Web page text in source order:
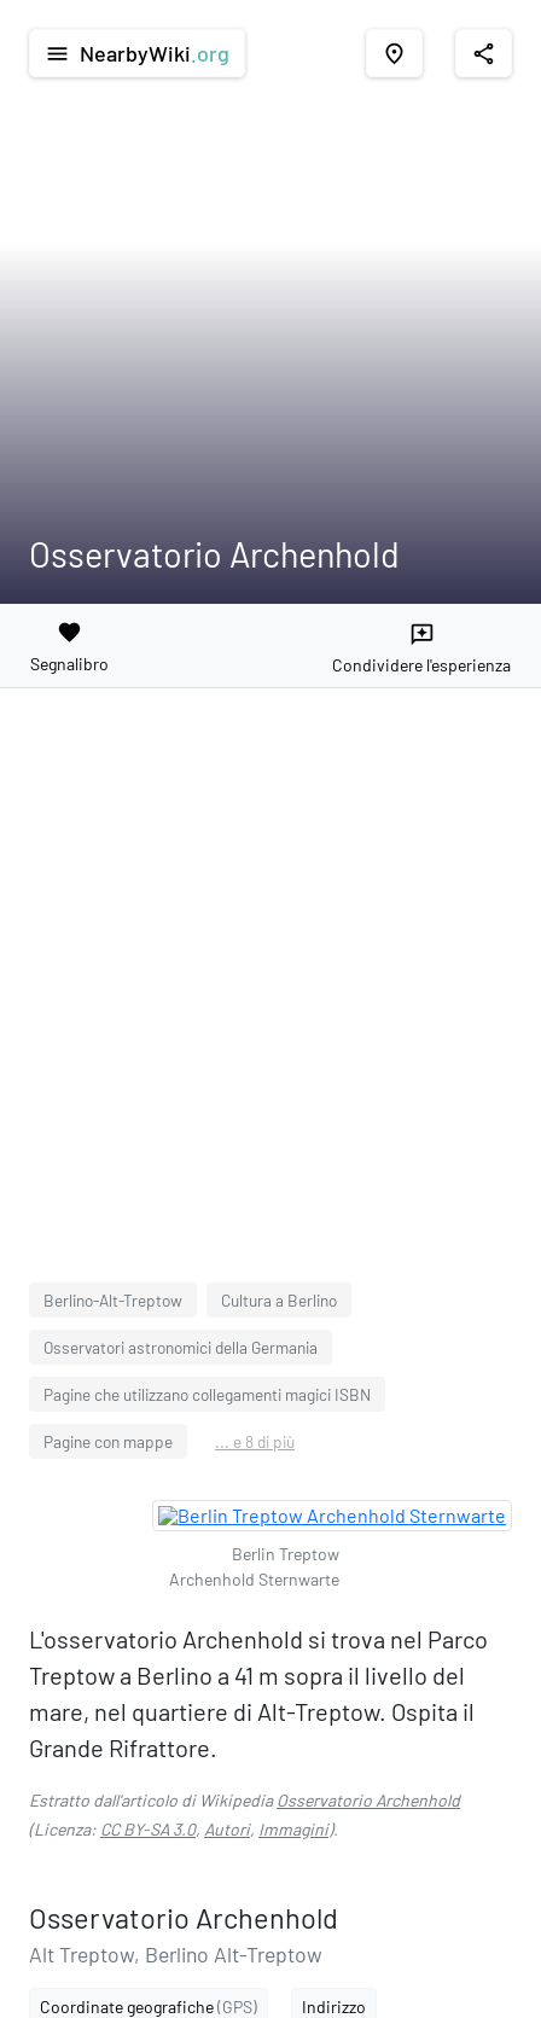
menu NearbyWiki .org place share
Osservatorio Archenhold
favorite
Segnalibro
reviews
Condividere l'esperienza
Berlino-Alt-Treptow Cultura a Berlino
Osservatori astronomici della Germania
Pagine che utilizzano collegamenti magici ISBN
Pagine con mappe ... e 8 di più
Berlin Treptow
Archenhold Sternwarte
L'osservatorio Archenhold si trova nel Parco
Treptow a Berlino a 41 m sopra il livello del
mare, nel quartiere di Alt-Treptow. Ospita il
Grande Rifrattore.
Estratto dall'articolo di WikipediaOsservatorio Archenhold
(Licenza: CC BY-SA 3.0, Autori, Immagini).
Osservatorio Archenhold
Alt Treptow, Berlino Alt-Treptow
Coordinate geografiche(GPS) Indirizzo